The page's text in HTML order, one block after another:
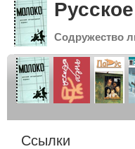
Содружество
Ссылки